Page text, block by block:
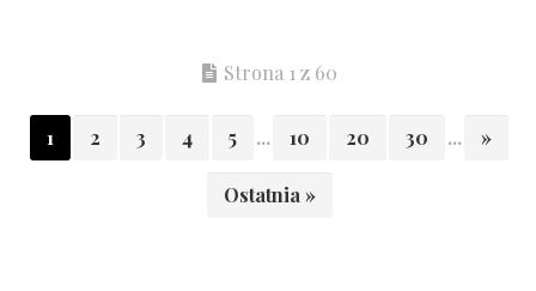
Strona 1 z 60
1 2 3 4 5 ... 10 20 30 ... »
Ostatnia »